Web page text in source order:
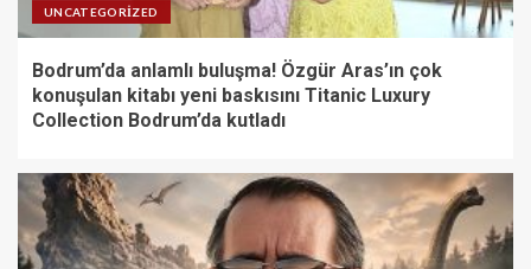
UNCATEGORIZED
Bodrum’da anlamlı buluşma! Özgür Aras’ın çok
konuşulan kitabı yeni baskısını Titanic Luxury
Collection Bodrum’da kutladı